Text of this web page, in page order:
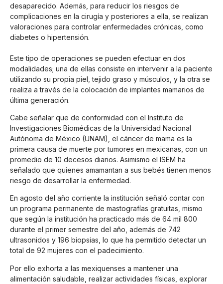
desaparecido. Además, para reducir los riesgos de
complicaciones en la cirugía y posteriores a ella, se realizan
valoraciones para controlar enfermedades crónicas, como
diabetes o hipertensión.
Este tipo de operaciones se pueden efectuar en dos
modalidades; una de ellas consiste en intervenir a la paciente
utilizando su propia piel, tejido graso y músculos, y la otra se
realiza a través de la colocación de implantes mamarios de
última generación.
Cabe señalar que de conformidad con el Instituto de
Investigaciones Biomédicas de la Universidad Nacional
Autónoma de México (UNAM), el cáncer de mama es la
primera causa de muerte por tumores en mexicanas, con un
promedio de 10 decesos diarios. Asimismo el ISEM ha
señalado que quienes amamantan a sus bebés tienen menos
riesgo de desarrollar la enfermedad.
En agosto del año corriente la institución señaló contar con
un programa permanente de mastografías gratuitas, mismo
que según la institución ha practicado más de 64 mil 800
durante el primer semestre del año, además de 742
ultrasonidos y 196 biopsias, lo que ha permitido detectar un
total de 92 mujeres con el padecimiento.
Por ello exhorta a las mexiquenses a mantener una
alimentación saludable, realizar actividades físicas, explorar